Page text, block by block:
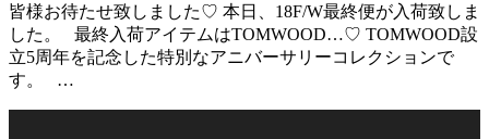
皆様お待たせ致しました♡ 本日、18F/W最終便が入荷致しま
した。 最終入荷アイテムはTOMWOOD…♡ TOMWOOD設
立5周年を記念した特別なアニバーサリーコレクションで
す。 …